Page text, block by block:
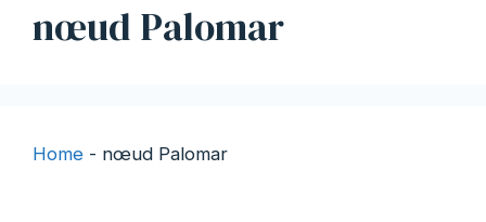
nœud Palomar
Home - nœud Palomar